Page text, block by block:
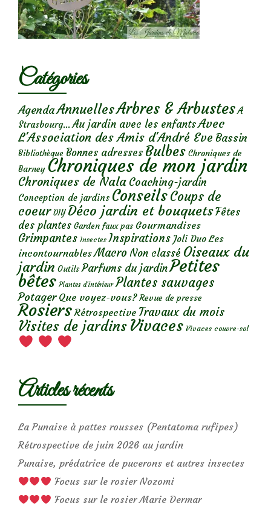
Catégories
AgendaAnnuellesArbres & Arbustes A
Strasbourg... Au jardin avec les enfantsAvec
L'Association des Amis d'André Eve Bassin
Bibliothèque Bonnes adresses Bulbes Chroniques de
Barney Chroniques de mon jardin
Chroniques de Nala Coaching-jardin
Conception de jardins ConseilsCoups de
coeur DIY Déco jardin et bouquetsFêtes
des plantes Garden faux pas Gourmandises
Grimpantes Insectes Inspirations Joli Duo Les
incontournables Macro Non classé Oiseaux du
jardin Outils Parfums du jardinPetites
bêtes Plantes d’intérieur Plantes sauvages
Potager Que voyez-vous? Revue de presse
Rosiers Rétrospective Travaux du mois
Visites de jardins Vivaces Vivaces couvre-sol
Articles récents
La Punaise à pattes rousses (Pentatoma rufipes)
Rétrospective de juin 2026 au jardin
Punaise, prédatrice de pucerons et autres insectes
Focus sur le rosier Nozomi
Focus sur le rosier Marie Dermar